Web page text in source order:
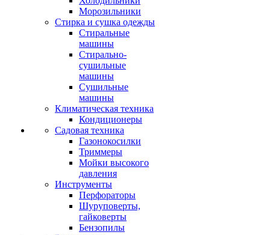
Морозильники
Стирка и сушка одежды
Стиральные
машины
Стирально-
сушильные
машины
Сушильные
машины
Климатическая техника
Кондиционеры
Садовая техника
Газонокосилки
Триммеры
Мойки высокого
давления
Инструменты
Перфораторы
Шуруповерты,
гайковерты
Бензопилы